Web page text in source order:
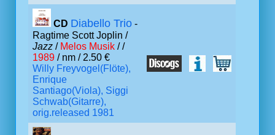
CD Diabello Trio -
Ragtime Scott Joplin /
Jazz / Melos Musik / /
1989 / nm / 2.50 €
Willy Freyvogel(Flöte),
Enrique
Santiago(Viola), Siggi
Schwab(Gitarre),
orig.released 1981